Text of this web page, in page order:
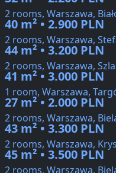
2 rooms, Warszawa,
40 m² • 2.900 PLN
2 rooms, Warszawa,
44 m² • 3.200 PLN
2 rooms, Warszawa,
41 m² • 3.000 PLN
1 room, Warszawa,
27 m² • 2.000 PLN
2 rooms, Warszawa,
43 m² • 3.300 PLN
2 rooms, Warszawa,
45 m² • 3.500 PLN
2 rooms, Warszawa,